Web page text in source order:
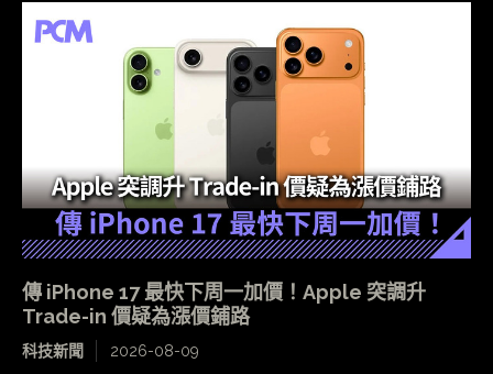
傳 iPhone 17 最快下周一加價！Apple 突調升
Trade-in 價疑為漲價鋪路
科技新聞 2026-08-09